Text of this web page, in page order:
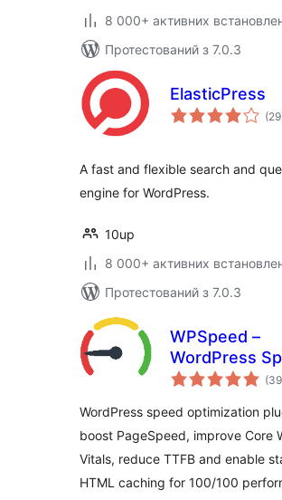
8 000+ активних
Протестований з 7.0.3
ElasticPress
(29
A fast and flexible search and
engine for WordPress.
10up
8 000+ активних
Протестований з 7.0.3
WPSpeed –
WordPress
Cache &
Optimization
Web Vitals,
PageSpeed
(39
WordPress speed optimization
boost PageSpeed, improve Core
Vitals, reduce TTFB and enable
HTML caching for 100/100